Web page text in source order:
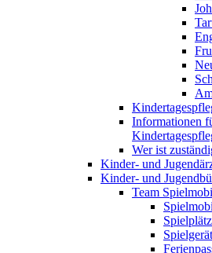
Informationen
Wer ist
Kinder- und
Kinder- und
Team